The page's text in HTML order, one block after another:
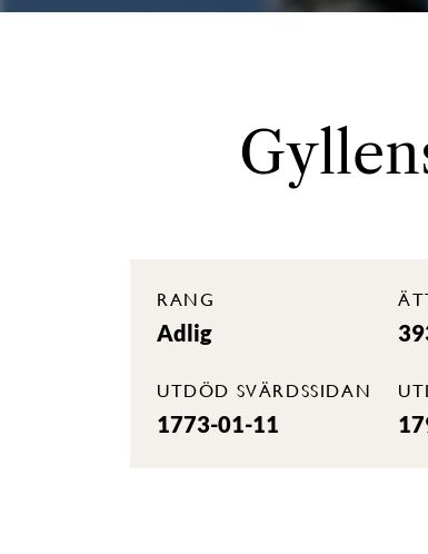
RANG
Adlig
UTDÖD SVÄRDSSIDAN
1773-01-11